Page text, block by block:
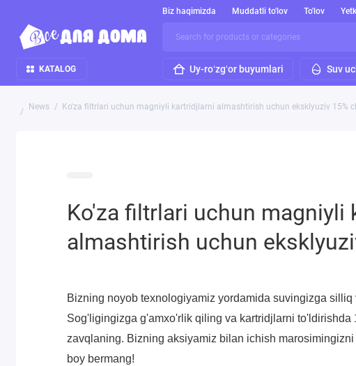
Biz haqimizda Muddatli to'lov To'lov
KATALOG Uy-roʻzgʻor buyumlari Suv
News Ko'za filtrlari uchun magniyli kartridjlarni almashtirish uchun eksklyuziv 15%
Ko'za filtrlari uchun magniyli
almashtirish uchun
Bizning noyob texnologiyamiz yordamida suvingizga silliq
Sog'ligingizga g'amxo'rlik qiling va kartridjlarni to'ldirishda
zavqlaning. Bizning aksiyamiz bilan ichish
boy bermang!